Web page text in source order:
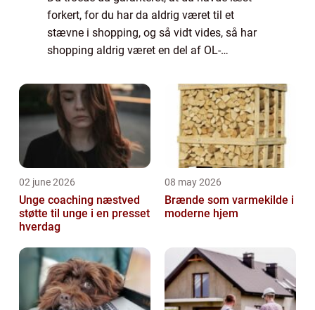
forkert, for du har da aldrig været til et
stævne i shopping, og så vidt vides, så har
shopping aldrig været en del af OL-
nogen sportsforening. Dette er også ganske
kor...
02 june 2026
Unge coaching næstved
støtte til unge i en presset
hverdag
08 may 2026
Brænde som varmekilde i
moderne hjem